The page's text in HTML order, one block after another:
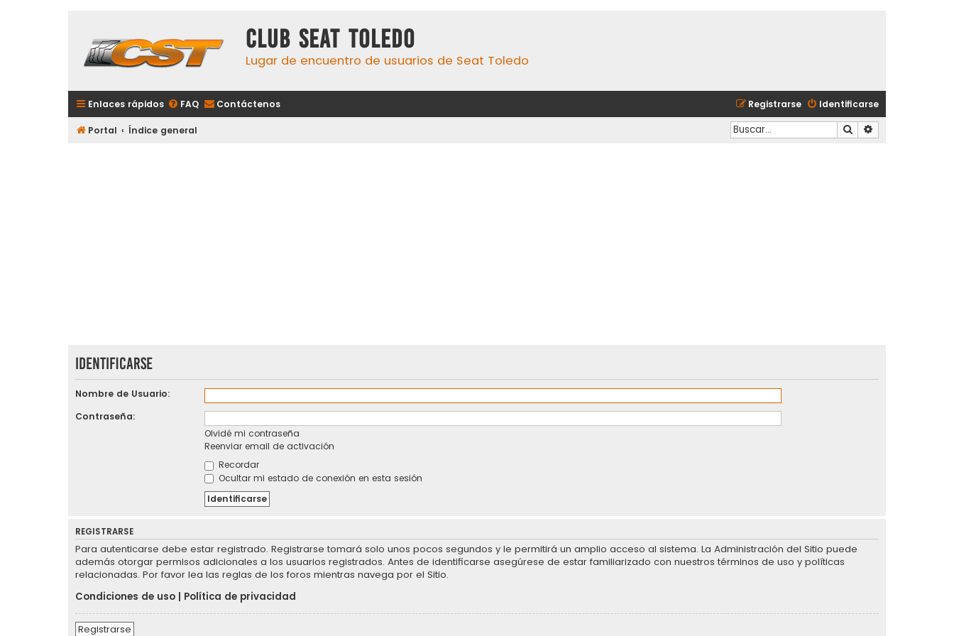
Club Seat Toledo
Lugar de encuentro de usuarios de Seat Toledo
Enlaces rápidos FAQ Contáctenos Identificarse
Registrarse
Portal Índice general Buscar
Identificarse
Nombre de Usuario:
Contraseña:
Olvidé mi contraseña
Reenviar email de activación
Recordar
Ocultar mi estado de conexión en esta sesión
REGISTRARSE
Para autenticarse debe estar registrado. Registrarse tomará solo unos pocos segundos y le permitirá un amplio acceso al sistema. La Administración del Sitio puede
además otorgar permisos adicionales a los usuarios registrados. Antes de identificarse asegúrese de estar familiarizado con nuestros términos de uso y políticas
relacionadas. Por favor lea las reglas de los foros mientras navega por el Sitio.
Condiciones de uso
Política de privacidad
Registrarse